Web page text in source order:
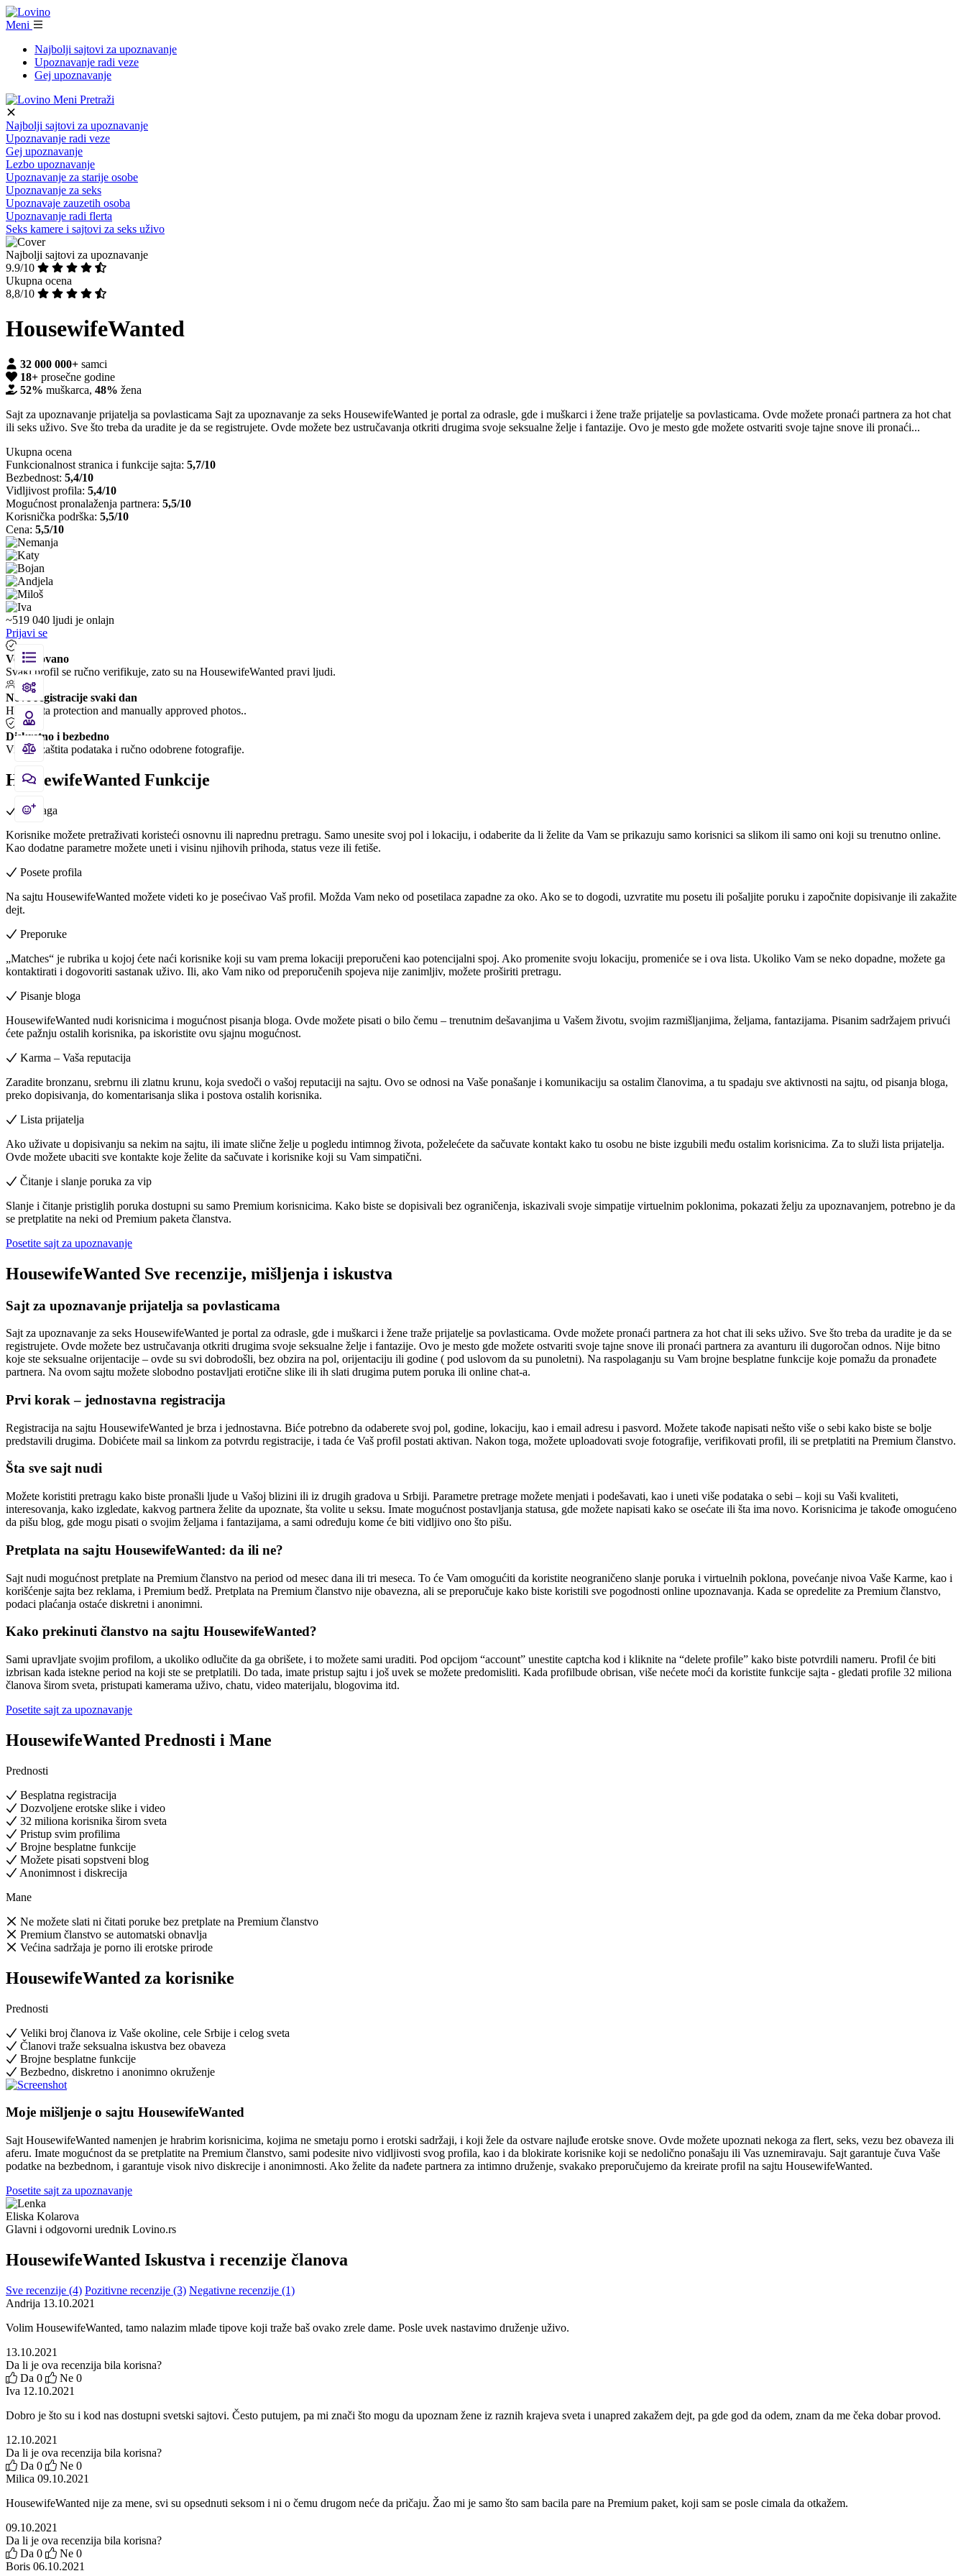
Meni
Najbolji sajtovi za upoznavanje
Upoznavanje radi veze
Gej upoznavanje
Meni Pretraži
Najbolji sajtovi za upoznavanje
Upoznavanje radi veze
Gej upoznavanje
Lezbo upoznavanje
Upoznavanje za starije osobe
Upoznavanje za seks
Upoznavaje zauzetih osoba
Upoznavanje radi flerta
Seks kamere i sajtovi za seks uživo
Najbolji sajtovi za upoznavanje
9.9/10
Ukupna ocena
8,8/10
HousewifeWanted
32 000 000+ samci
18+ prosečne godine
52% muškarca, 48% žena
Sajt za upoznavanje prijatelja sa povlasticama Sajt za upoznavanje za seks HousewifeWanted je portal za odrasle, gde i muškarci i žene traže prijatelje sa povlasticama. Ovde možete pronaći partnera za hot chat
ili seks uživo. Sve što treba da uradite je da se registrujete. Ovde možete bez ustručavanja otkriti drugima svoje seksualne želje i fantazije. Ovo je mesto gde možete ostvariti svoje tajne snove ili pronaći...
Ukupna ocena
Funkcionalnost stranica i funkcije sajta: 5,7/10
Bezbednost: 5,4/10
Vidljivost profila: 5,4/10
Mogućnost pronalaženja partnera: 5,5/10
Korisnička podrška: 5,5/10
Cena: 5,5/10
~519 040 ljudi je onlajn
Prijavi se
Verifikovano
Svaki profil se ručno verifikuje, zato su na HousewifeWanted pravi ljudi.
Nove registracije svaki dan
High data protection and manually approved photos..
Diskretno i bezbedno
Visoka zaštita podataka i ručno odobrene fotografije.
HousewifeWanted Funkcije
Pretraga
Korisnike možete pretraživati koristeći osnovnu ili naprednu pretragu. Samo unesite svoj pol i lokaciju, i odaberite da li želite da Vam se prikazuju samo korisnici sa slikom ili samo oni koji su trenutno online.
Kao dodatne parametre možete uneti i visinu njihovih prihoda, status veze ili fetiše.
Posete profila
Na sajtu HousewifeWanted možete videti ko je posećivao Vaš profil. Možda Vam neko od posetilaca zapadne za oko. Ako se to dogodi, uzvratite mu posetu ili pošaljite poruku i započnite dopisivanje ili zakažite
dejt.
Preporuke
„Matches“ je rubrika u kojoj ćete naći korisnike koji su vam prema lokaciji preporučeni kao potencijalni spoj. Ako promenite svoju lokaciju, promeniće se i ova lista. Ukoliko Vam se neko dopadne, možete ga
kontaktirati i dogovoriti sastanak uživo. Ili, ako Vam niko od preporučenih spojeva nije zanimljiv, možete proširiti pretragu.
Pisanje bloga
HousewifeWanted nudi korisnicima i mogućnost pisanja bloga. Ovde možete pisati o bilo čemu – trenutnim dešavanjima u Vašem životu, svojim razmišljanjima, željama, fantazijama. Pisanim sadržajem privući
ćete pažnju ostalih korisnika, pa iskoristite ovu sjajnu mogućnost.
Karma – Vaša reputacija
Zaradite bronzanu, srebrnu ili zlatnu krunu, koja svedoči o vašoj reputaciji na sajtu. Ovo se odnosi na Vaše ponašanje i komunikaciju sa ostalim članovima, a tu spadaju sve aktivnosti na sajtu, od pisanja bloga,
preko dopisivanja, do komentarisanja slika i postova ostalih korisnika.
Lista prijatelja
Ako uživate u dopisivanju sa nekim na sajtu, ili imate slične želje u pogledu intimnog života, poželećete da sačuvate kontakt kako tu osobu ne biste izgubili među ostalim korisnicima. Za to služi lista prijatelja.
Ovde možete ubaciti sve kontakte koje želite da sačuvate i korisnike koji su Vam simpatični.
Čitanje i slanje poruka za vip
Slanje i čitanje pristiglih poruka dostupni su samo Premium korisnicima. Kako biste se dopisivali bez ograničenja, iskazivali svoje simpatije virtuelnim poklonima, pokazati želju za upoznavanjem, potrebno je da
se pretplatite na neki od Premium paketa članstva.
Posetite sajt za upoznavanje
HousewifeWanted Sve recenzije, mišljenja i iskustva
Sajt za upoznavanje prijatelja sa povlasticama
Sajt za upoznavanje za seks HousewifeWanted je portal za odrasle, gde i muškarci i žene traže prijatelje sa povlasticama. Ovde možete pronaći partnera za hot chat ili seks uživo. Sve što treba da uradite je da se
registrujete. Ovde možete bez ustručavanja otkriti drugima svoje seksualne želje i fantazije. Ovo je mesto gde možete ostvariti svoje tajne snove ili pronaći partnera za avanturu ili dugoročan odnos. Nije bitno
koje ste seksualne orijentacije – ovde su svi dobrodošli, bez obzira na pol, orijentaciju ili godine ( pod uslovom da su punoletni). Na raspolaganju su Vam brojne besplatne funkcije koje pomažu da pronađete
partnera. Na ovom sajtu možete slobodno postavljati erotične slike ili ih slati drugima putem poruka ili online chat-a.
Prvi korak – jednostavna registracija
Registracija na sajtu HousewifeWanted je brza i jednostavna. Biće potrebno da odaberete svoj pol, godine, lokaciju, kao i email adresu i pasvord. Možete takođe napisati nešto više o sebi kako biste se bolje
predstavili drugima. Dobićete mail sa linkom za potvrdu registracije, i tada će Vaš profil postati aktivan. Nakon toga, možete uploadovati svoje fotografije, verifikovati profil, ili se pretplatiti na Premium članstvo.
Šta sve sajt nudi
Možete koristiti pretragu kako biste pronašli ljude u Vašoj blizini ili iz drugih gradova u Srbiji. Parametre pretrage možete menjati i podešavati, kao i uneti više podataka o sebi – koji su Vaši kvaliteti,
interesovanja, kako izgledate, kakvog partnera želite da upoznate, šta volite u seksu. Imate mogućnost postavljanja statusa, gde možete napisati kako se osećate ili šta ima novo. Korisnicima je takođe omogućeno
da pišu blog, gde mogu pisati o svojim željama i fantazijama, a sami određuju kome će biti vidljivo ono što pišu.
Pretplata na sajtu HousewifeWanted: da ili ne?
Sajt nudi mogućnost pretplate na Premium članstvo na period od mesec dana ili tri meseca. To će Vam omogućiti da koristite neograničeno slanje poruka i virtuelnih poklona, povećanje nivoa Vaše Karme, kao i
korišćenje sajta bez reklama, i Premium bedž. Pretplata na Premium članstvo nije obavezna, ali se preporučuje kako biste koristili sve pogodnosti online upoznavanja. Kada se opredelite za Premium članstvo,
podaci plaćanja ostaće diskretni i anonimni.
Kako prekinuti članstvo na sajtu HousewifeWanted?
Sami upravljate svojim profilom, a ukoliko odlučite da ga obrišete, i to možete sami uraditi. Pod opcijom “account” unestite captcha kod i kliknite na “delete profile” kako biste potvrdili nameru. Profil će biti
izbrisan kada istekne period na koji ste se pretplatili. Do tada, imate pristup sajtu i još uvek se možete predomisliti. Kada profilbude obrisan, više nećete moći da koristite funkcije sajta - gledati profile 32 miliona
članova širom sveta, pristupati kamerama uživo, chatu, video materijalu, blogovima itd.
Posetite sajt za upoznavanje
HousewifeWanted Prednosti i Mane
Prednosti
Besplatna registracija
Dozvoljene erotske slike i video
32 miliona korisnika širom sveta
Pristup svim profilima
Brojne besplatne funkcije
Možete pisati sopstveni blog
Anonimnost i diskrecija
Mane
Ne možete slati ni čitati poruke bez pretplate na Premium članstvo
Premium članstvo se automatski obnavlja
Većina sadržaja je porno ili erotske prirode
HousewifeWanted za korisnike
Prednosti
Veliki broj članova iz Vaše okoline, cele Srbije i celog sveta
Članovi traže seksualna iskustva bez obaveza
Brojne besplatne funkcije
Bezbedno, diskretno i anonimno okruženje
Moje mišljenje o sajtu HousewifeWanted
Sajt HousewifeWanted namenjen je hrabrim korisnicima, kojima ne smetaju porno i erotski sadržaji, i koji žele da ostvare najluđe erotske snove. Ovde možete upoznati nekoga za flert, seks, vezu bez obaveza ili
aferu. Imate mogućnost da se pretplatite na Premium članstvo, sami podesite nivo vidljivosti svog profila, kao i da blokirate korisnike koji se nedolično ponašaju ili Vas uznemiravaju. Sajt garantuje čuva Vaše
podatke na bezbednom, i garantuje visok nivo diskrecije i anonimnosti. Ako želite da nađete partnera za intimno druženje, svakako preporučujemo da kreirate profil na sajtu HousewifeWanted.
Posetite sajt za upoznavanje
Eliska Kolarova
Glavni i odgovorni urednik Lovino.rs
HousewifeWanted Iskustva i recenzije članova
Sve recenzije (4) Pozitivne recenzije (3) Negativne recenzije (1)
Andrija 13.10.2021
Volim HousewifeWanted, tamo nalazim mlađe tipove koji traže baš ovako zrele dame. Posle uvek nastavimo druženje uživo.
13.10.2021
Da li je ova recenzija bila korisna?
Da 0 Ne 0
Iva 12.10.2021
Dobro je što su i kod nas dostupni svetski sajtovi. Često putujem, pa mi znači što mogu da upoznam žene iz raznih krajeva sveta i unapred zakažem dejt, pa gde god da odem, znam da me čeka dobar provod.
12.10.2021
Da li je ova recenzija bila korisna?
Da 0 Ne 0
Milica 09.10.2021
HousewifeWanted nije za mene, svi su opsednuti seksom i ni o čemu drugom neće da pričaju. Žao mi je samo što sam bacila pare na Premium paket, koji sam se posle cimala da otkažem.
09.10.2021
Da li je ova recenzija bila korisna?
Da 0 Ne 0
Boris 06.10.2021